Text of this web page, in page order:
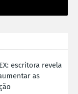
EX: escritora revela
as